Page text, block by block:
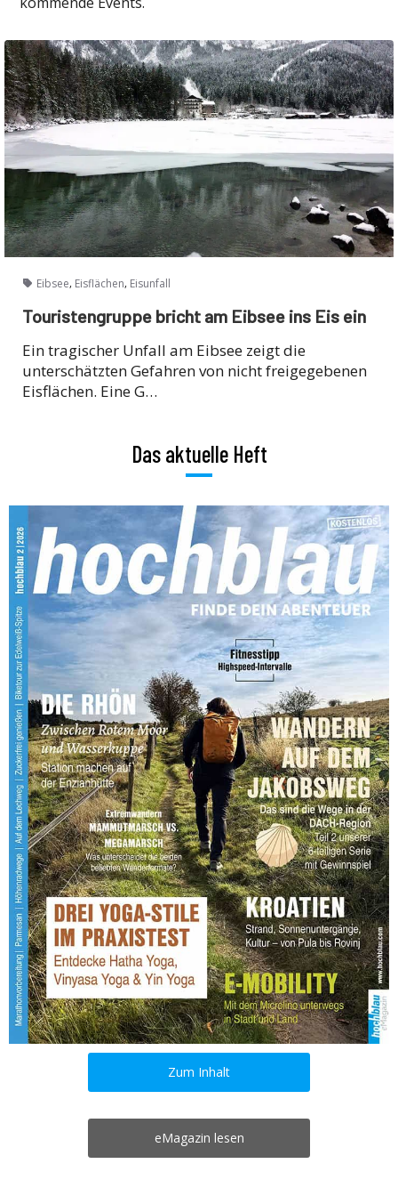
Eibsee, Eisflächen, Eisunfall
Touristengruppe bricht am Eibsee ins Eis ein
Ein tragischer Unfall am Eibsee zeigt die
unterschätzten Gefahren von nicht freigegebenen
Eisflächen. Eine G…
Das aktuelle Heft
Zum Inhalt
eMagazin lesen